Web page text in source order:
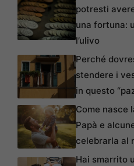
potresti
una fortuna:
l’ulivo
Perché
stendere i
in questo
Come nasce
Papà e
celebrarla al
Hai smarrito